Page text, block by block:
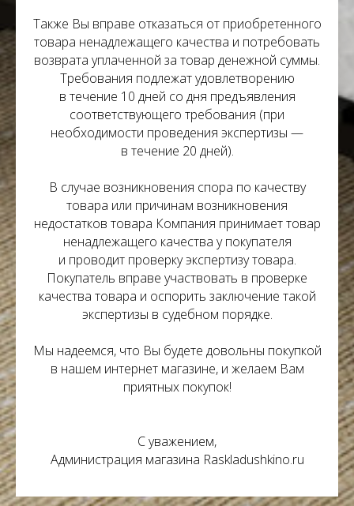
Также Вы вправе отказаться от приобретенного
товара ненадлежащего качества и потребовать
возврата уплаченной за товар денежной суммы.
Требования подлежат удовлетворению
в течение 10 дней со дня предъявления
соответствующего требования (при
необходимости проведения экспертизы —
в течение 20 дней).
В случае возникновения спора по качеству
товара или причинам возникновения
недостатков товара Компания принимает товар
ненадлежащего качества у покупателя
и проводит проверку экспертизу товара.
Покупатель вправе участвовать в проверке
качества товара и оспорить заключение такой
экспертизы в судебном порядке.
Мы надеемся, что Вы будете довольны покупкой
в нашем интернет магазине, и желаем Вам
приятных покупок!
С уважением,
Администрация магазина Raskladushkino.ru